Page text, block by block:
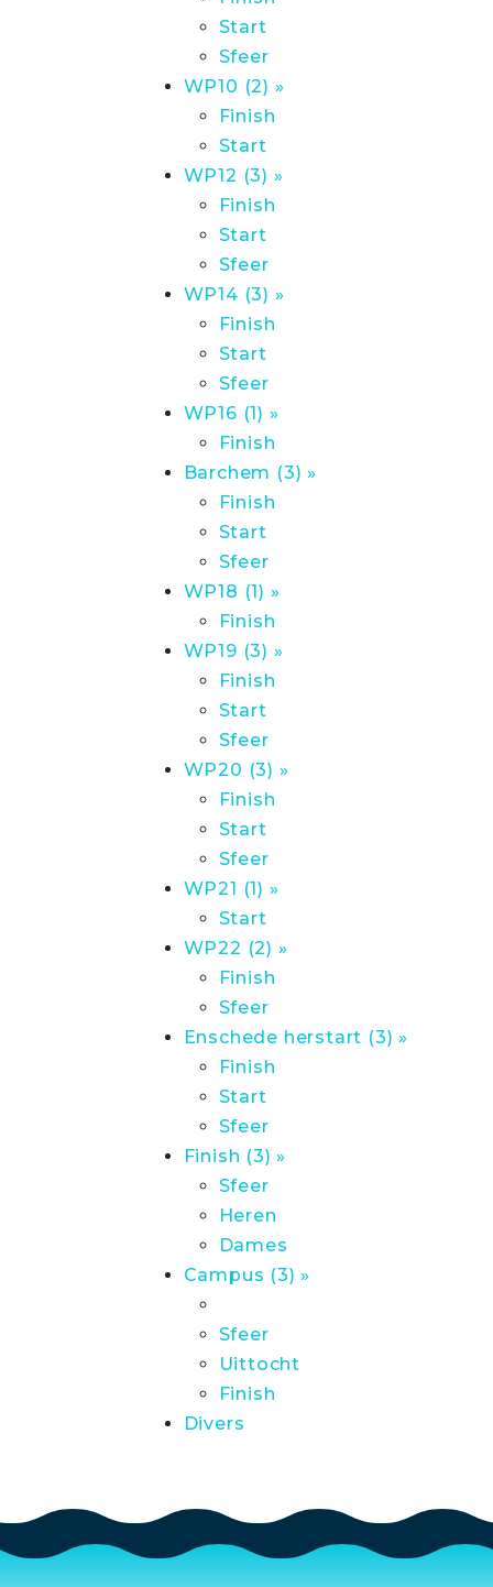
Start
Sfeer
WP10 (2) »
Finish
Start
WP12 (3) »
Finish
Start
Sfeer
WP14 (3) »
Finish
Start
Sfeer
WP16 (1) »
Finish
Barchem (3) »
Finish
Start
Sfeer
WP18 (1) »
Finish
WP19 (3) »
Finish
Start
Sfeer
WP20 (3) »
Finish
Start
Sfeer
WP21 (1) »
Start
WP22 (2) »
Finish
Sfeer
Enschede herstart (3) »
Finish
Start
Sfeer
Finish (3) »
Sfeer
Heren
Dames
Campus (3) »
Sfeer
Uittocht
Finish
Divers